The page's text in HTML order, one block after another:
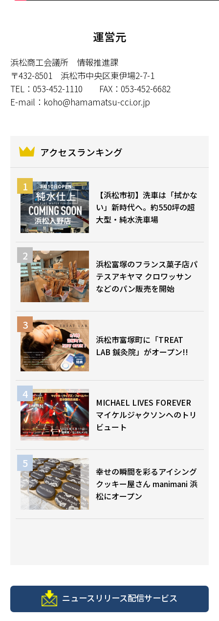
運営元
浜松商工会議所 情報推進課
〒432-8501 浜松市中央区東伊場2-7-1
TEL：053-452-1110 FAX：053-452-6682
E-mail： koho@hamamatsu-cci.or.jp
アクセスランキング
【浜松市初】洗車は「拭かな
い」新時代へ。約550坪の超
大型・純水洗車場
浜松富塚のフランス菓子店パ
テスアキヤマ クロワッサン
などのパン販売を開始
浜松市富塚町に「TREAT
LAB 鍼灸院」がオープン!!
MICHAEL LIVES FOREVER
マイケルジャクソンへのトリ
ビュート
幸せの瞬間を彩るアイシング
クッキー屋さん manimani 浜
松にオープン
ニュースリリース配信サービス